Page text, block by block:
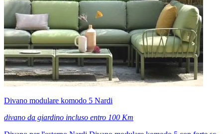
Divano modulare komodo 5 Nardi
divano da giardino incluso entro 100 Km